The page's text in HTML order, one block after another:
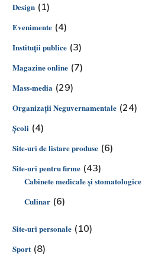
Design (1)
Evenimente (4)
Instituții publice (3)
Magazine online (7)
Mass-media (29)
Organizaţii Neguvernamentale (24)
Şcoli (4)
Site-uri de listare produse (6)
Site-uri pentru firme (43)
Cabinete medicale și stomatologice
Culinar (6)
Site-uri personale (10)
Sport (8)